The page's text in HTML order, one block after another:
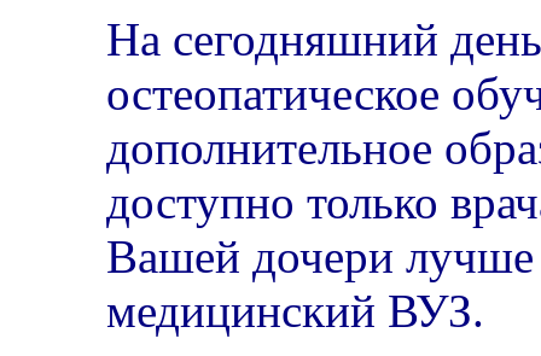
На сегодняшний
остеопатическое
дополнительное
доступно только
Вашей дочери лучше
медицинский ВУЗ.